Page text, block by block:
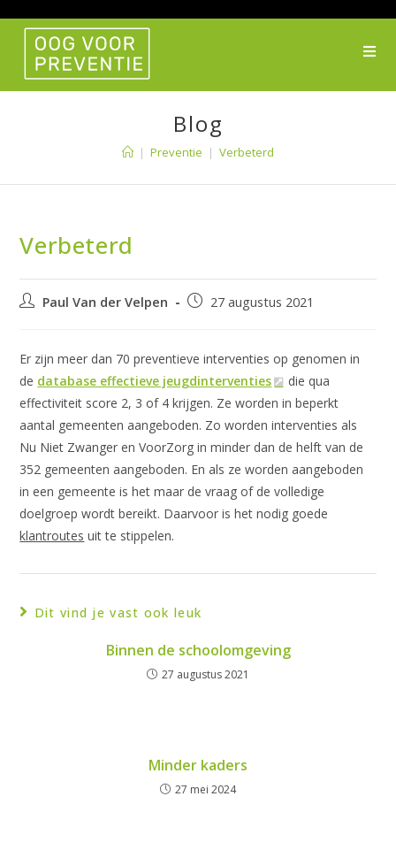
naar
inhoud
Blog
| Preventie | Verbeterd
Verbeterd
BerichtPaul Van der Velpen
Bericht27 augustus 2021
Er zijn meer dan 70 preventieve interventies op genomen in
de database effectieve jeugdinterventies
die qua
effectiviteit score 2, 3 of 4 krijgen. Ze worden in beperkt
aantal gemeenten aangeboden. Zo worden interventies als
Nu Niet Zwanger en VoorZorg in minder dan de helft van de
352 gemeenten aangeboden. En als ze worden aangeboden
in een gemeente is het maar de vraag of de volledige
doelgroep wordt bereikt. Daarvoor is het nodig goede
klantroutes uit te stippelen.
Dit vind je vast ook leuk
Binnen de schoolomgeving
27 augustus 2021
Minder kaders
27 mei 2024